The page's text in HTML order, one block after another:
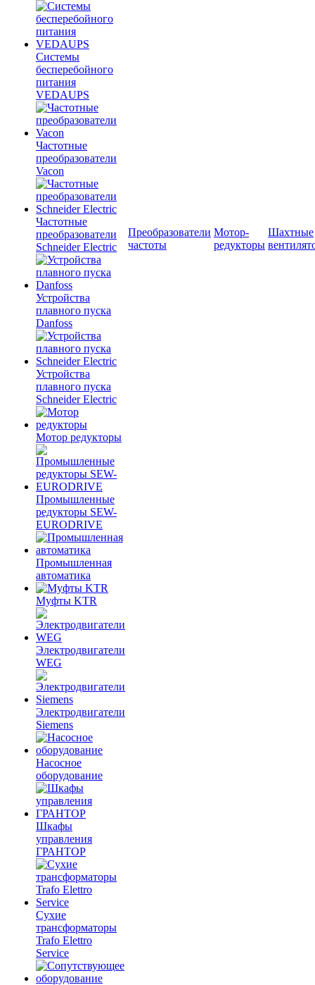
Системы
бесперебойного
питания
VEDAUPS
Частотные
преобразователи
Vacon
Частотные
преобразователи
Schneider Electric
Устройства
плавного пуска
Danfoss
Устройства
плавного пуска
Schneider Electric
Мотор редукторы
Промышленные
редукторы SEW-
EURODRIVE
Промышленная
автоматика
Муфты KTR
Электродвигатели
WEG
Электродвигатели
Siemens
Насосное
оборудование
Шкафы
управления
ГРАНТОР
Сухие
трансформаторы
Trafo Elettro
Service
Преобразователи
частоты
Мотор-
редукторы
Шахтные